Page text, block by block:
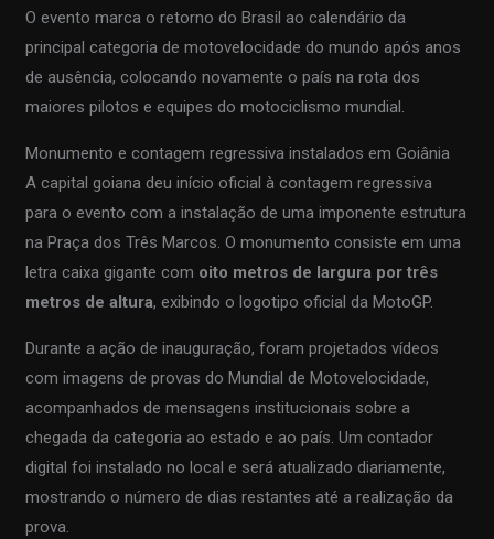
O evento marca o retorno do Brasil ao calendário da
principal categoria de motovelocidade do mundo após anos
de ausência, colocando novamente o país na rota dos
maiores pilotos e equipes do motociclismo mundial.
Monumento e contagem regressiva instalados em Goiânia
A capital goiana deu início oficial à contagem regressiva
para o evento com a instalação de uma imponente estrutura
na Praça dos Três Marcos. O monumento consiste em uma
letra caixa gigante com oito metros de largura por três
metros de altura, exibindo o logotipo oficial da MotoGP.
Durante a ação de inauguração, foram projetados vídeos
com imagens de provas do Mundial de Motovelocidade,
acompanhados de mensagens institucionais sobre a
chegada da categoria ao estado e ao país. Um contador
digital foi instalado no local e será atualizado diariamente,
mostrando o número de dias restantes até a realização da
prova.